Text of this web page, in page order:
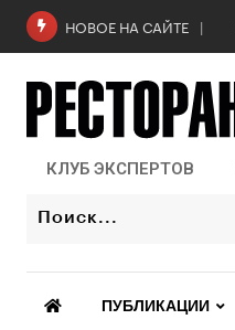
НОВОЕ НА САЙТЕ
КЛУБ ЭКСПЕРТОВ
ПУБЛИКАЦИИ